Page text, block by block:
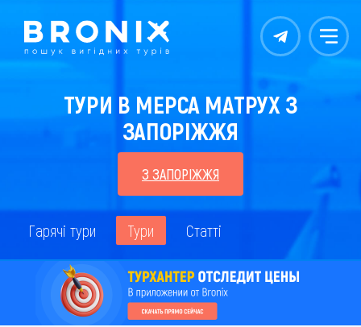
Контакты Меню
ТУРИ В МЕРСА МАТРУХ З
ЗАПОРІЖЖЯ
З ЗАПОРІЖЖЯ
Гарячі тури Тури Статті